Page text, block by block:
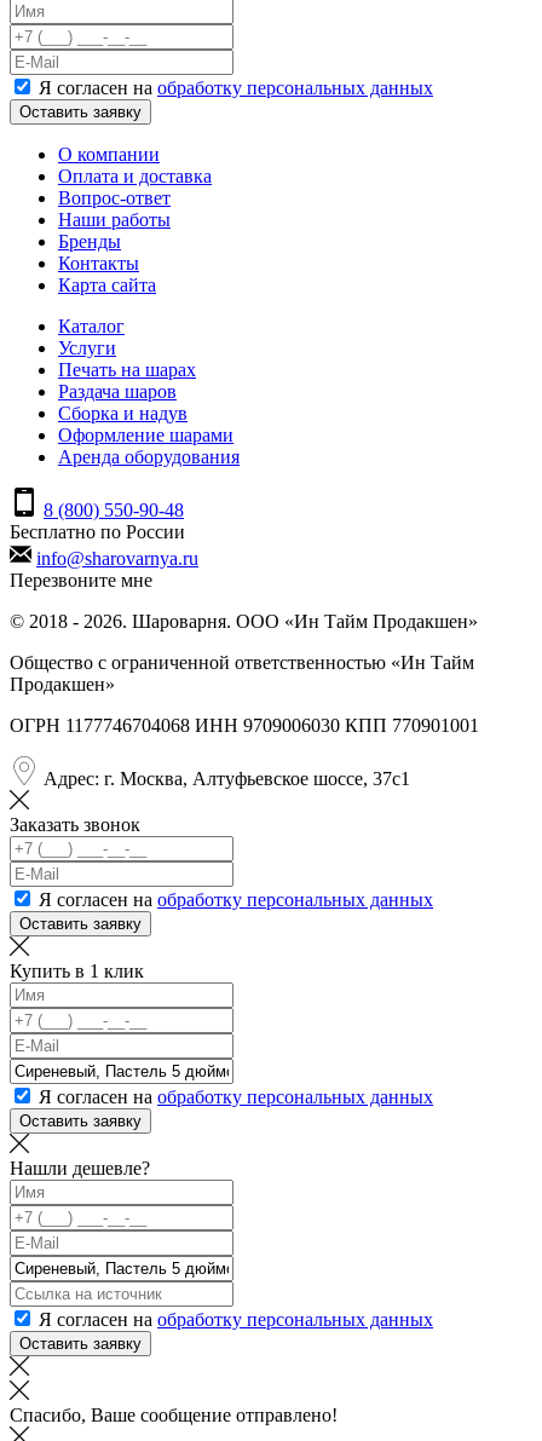
Я согласен на обработку персональных данных
Оставить заявку
О компании
Оплата и доставка
Вопрос-ответ
Наши работы
Бренды
Контакты
Карта сайта
Каталог
Услуги
Печать на шарах
Раздача шаров
Сборка и надув
Оформление шарами
Аренда оборудования
8 (800) 550-90-48
Бесплатно по России
info@sharovarnya.ru
Перезвоните мне
© 2018 - 2026. Шароварня. ООО «Ин Тайм Продакшен»
Общество с ограниченной ответственностью «Ин Тайм
Продакшен»
ОГРН 1177746704068 ИНН 9709006030 КПП 770901001
Адрес: г. Москва, Алтуфьевское шоссе, 37с1
Заказать звонок
Я согласен на обработку персональных данных
Оставить заявку
Купить в 1 клик
Я согласен на обработку персональных данных
Оставить заявку
Нашли дешевле?
Я согласен на обработку персональных данных
Оставить заявку
Спасибо, Ваше сообщение отправлено!